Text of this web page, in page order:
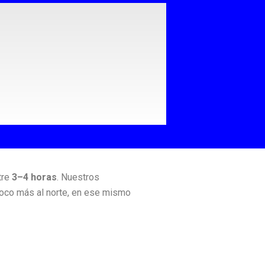
3–4 horas. Nuestros
más al norte, en ese mismo